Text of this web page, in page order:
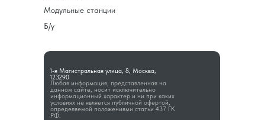
Любая информация, представленная на
данном сайте, носит исключительно
информационный характер и ни при каких
условиях не является публичной офертой,
определяемой положениями статьи 437 ГК
РФ.
1-я Магистральная улица, 8, Москва,
123290
Модульные станции
Б/у